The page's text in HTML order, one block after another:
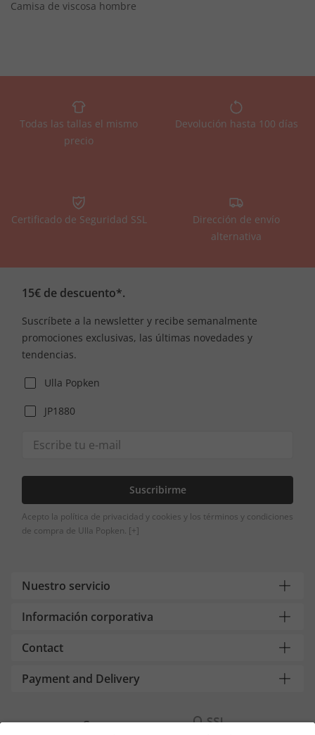
Camisa de viscosa hombre
Todas las tallas el mismo
precio
Devolución hasta 100 días
Certificado de Seguridad SSL
Dirección de envío
alternativa
15€ de descuento*.
Suscríbete a la newsletter y recibe semanalmente
promociones exclusivas, las últimas novedades y
tendencias.
Ulla Popken
JP1880
Suscribirme
Acepto la política de privacidad y cookies y los términos y condiciones
de compra de Ulla Popken. [+]
Nuestro servicio
Información corporativa
Contact
Payment and Delivery
Compra segura con